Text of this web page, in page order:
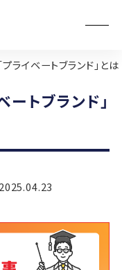
ライベートブランド」とは
ートブランド」
2025.04.23